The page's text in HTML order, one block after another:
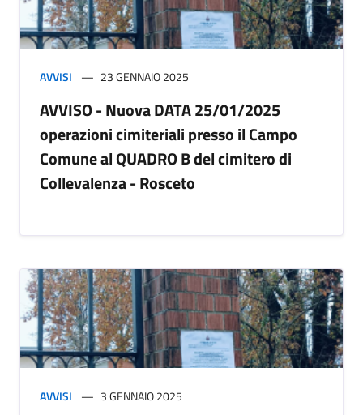
AVVISI 23 GENNAIO 2025
AVVISO - Nuova DATA 25/01/2025
operazioni cimiteriali presso il Campo
Comune al QUADRO B del cimitero di
Collevalenza - Rosceto
AVVISI 3 GENNAIO 2025